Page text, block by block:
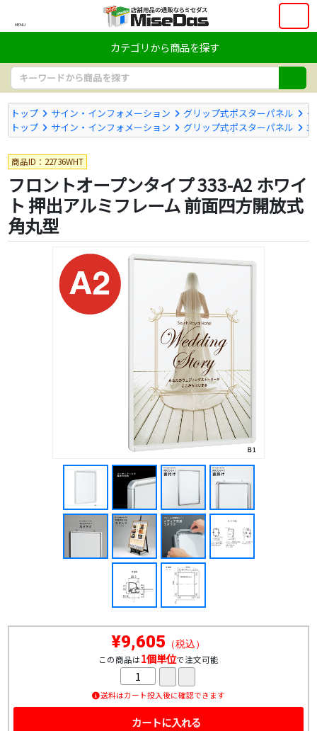
MENU
カテゴリから商品を探す
トップ サイン・インフォメーション グリップ式ポスターパネル
トップ
サイン・インフォメーション グリップ式ポスターパネル
商品ID：22736WHT
フロントオープンタイプ 333-A2 ホワイ
ト 押出アルミフレーム 前面四方開放式
角丸型
¥9,605 （税込）
この商品は1個単位で注文可能
送料はカート投入後に確認できます
カートに入れる